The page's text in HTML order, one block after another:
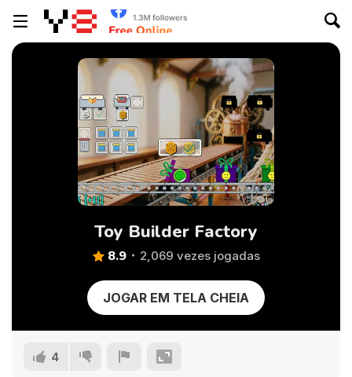
Toy Builder Factory
8.9 2,069 vezes jogadas
JOGAR EM TELA CHEIA
4